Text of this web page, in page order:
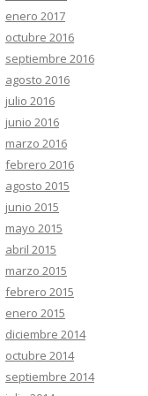
enero 2017
octubre 2016
septiembre 2016
agosto 2016
julio 2016
junio 2016
marzo 2016
febrero 2016
agosto 2015
junio 2015
mayo 2015
abril 2015
marzo 2015
febrero 2015
enero 2015
diciembre 2014
octubre 2014
septiembre 2014